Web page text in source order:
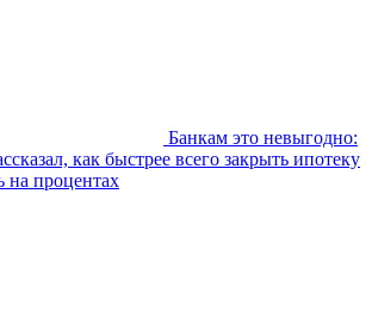
Банкам это невыгодно:
как быстрее всего закрыть ипотеку
на процентах